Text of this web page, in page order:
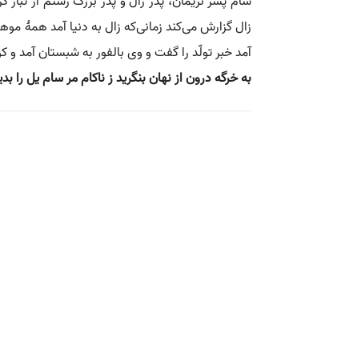
زال گزارش می‌کند زمانی‌که زال به دنیا آمد
آمد خبر تولّد را گفت و وی بالفور به شبستان آمد
به خرگه درون از نهان بنگرید ز ناکام مر سام یل را